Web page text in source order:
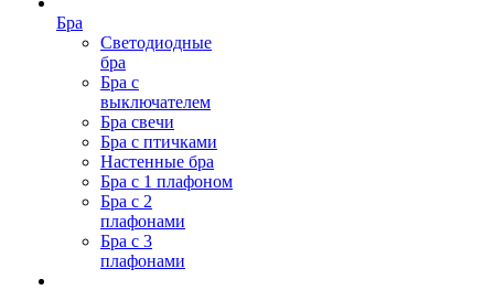
Бра
Светодиодные
бра
Бра с
выключателем
Бра свечи
Бра с птичками
Настенные бра
Бра с 1 плафоном
Бра с 2
плафонами
Бра с 3
плафонами